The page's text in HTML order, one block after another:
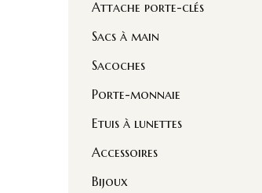
Attache porte-clés
Sacs à main
Sacoches
Porte-monnaie
Etuis à lunettes
Accessoires
Bijoux